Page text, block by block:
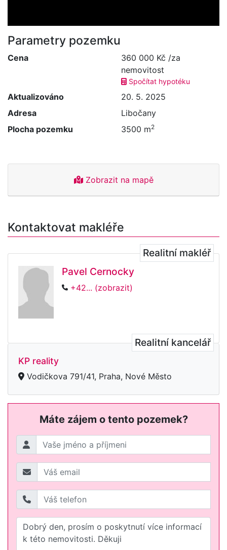
Parametry pozemku
Cena
360 000 Kč /za
nemovitost
Spočítat hypotéku
Aktualizováno
20. 5. 2025
Adresa
Libočany
Plocha pozemku
3500 m2
Zobrazit na mapě
Kontaktovat makléře
Realitní makléř
Pavel Cernocky
+42... (zobrazit)
Realitní kancelář
KP reality
Vodičkova 791/41, Praha, Nové Město
Máte zájem o tento pozemek?